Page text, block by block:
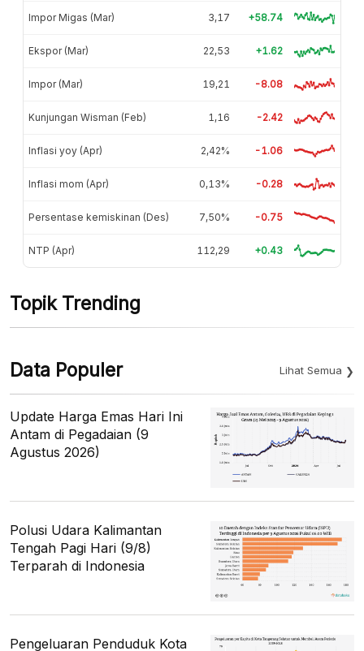
Impor Migas (Mar) 3,17 +58.74
Ekspor (Mar) 22,53 +1.62
Impor (Mar) 19,21 -8.08
Kunjungan Wisman (Feb) 1,16 -2.42
Inflasi yoy (Apr) 2,42% -1.06
Inflasi mom (Apr) 0,13% -0.28
Persentase kemiskinan (Des) 7,50% -0.75
NTP (Apr) 112,29 +0.43
Topik Trending
Data Populer Lihat Semua
Update Harga Emas Hari Ini
Antam di Pegadaian (9
Agustus 2026)
Polusi Udara Kalimantan
Tengah Pagi Hari (9/8)
Terparah di Indonesia
Pengeluaran Penduduk Kota